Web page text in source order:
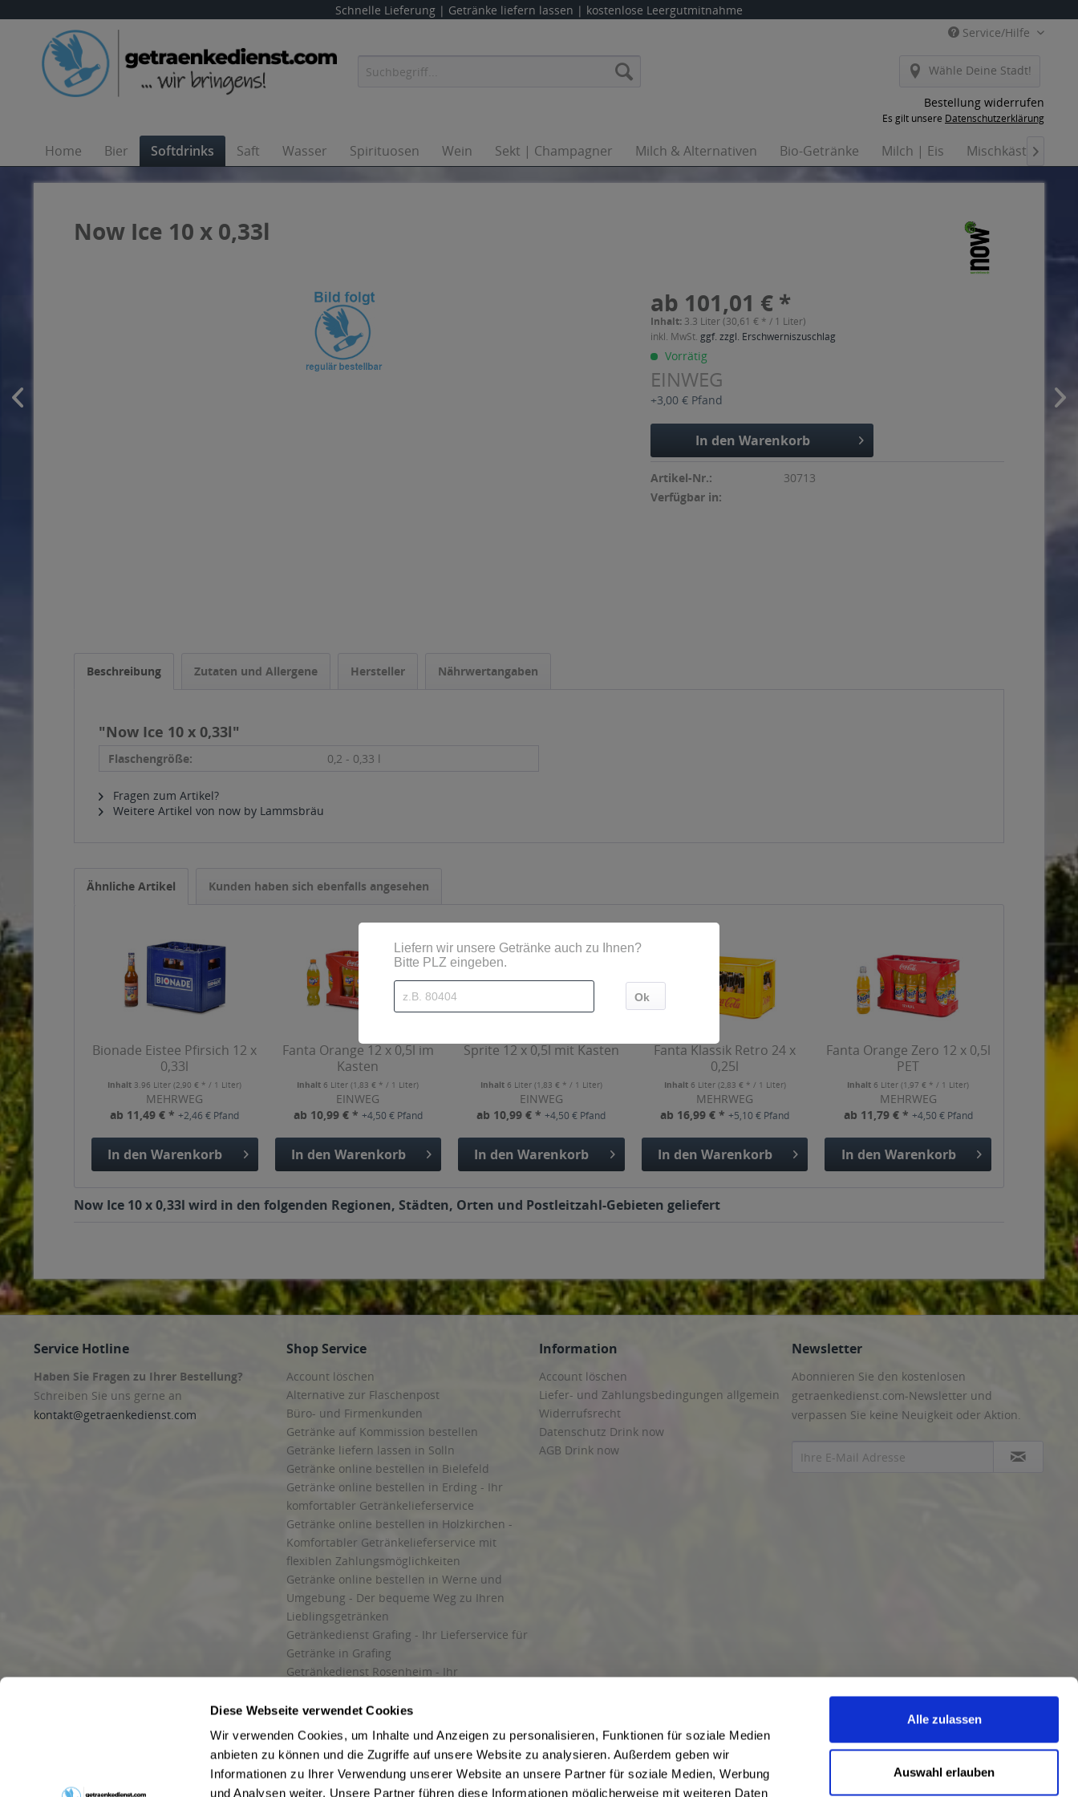
Diese Webseite verwendet Cookies
Wir verwenden Cookies, um Inhalte und Anzeigen zu personalisieren, Funktionen für soziale Medien
anbieten zu können und die Zugriffe auf unsere Website zu analysieren. Außerdem geben wir
Informationen zu Ihrer Verwendung unserer Website an unsere Partner für soziale Medien, Werbung
und Analysen weiter. Unsere Partner führen diese Informationen möglicherweise mit weiteren Daten
Alle zulassen
Auswahl erlauben
Schnelle Lieferung | Getränke liefern lassen | kostenlose Leergutmitnahme
Service/Hilfe
Wähle Deine Stadt!
Bestellung widerrufen
Es gilt unsere Datenschutzerklärung
Home Bier Softdrinks Saft Wasser Spirituosen Wein Sekt | Champagner Milch & Alternativen Bio-Getränke Milch | Eis Mischkästen

Now Ice 10 x 0,33l
ab 101,01 € *
Inhalt: 3.3 Liter (30,61 € * / 1 Liter)
inkl. MwSt. ggf. zzgl. Erschwerniszuschlag
Vorrätig
EINWEG
+3,00 € Pfand
In den Warenkorb
Artikel-Nr.:
30713
Verfügbar in:
Beschreibung Zutaten und Allergene Hersteller Nährwertangaben
"Now Ice 10 x 0,33l"
Flaschengröße: 0,2 - 0,33 l
Fragen zum Artikel?
Weitere Artikel von now by Lammsbräu
Ähnliche Artikel Kunden haben sich ebenfalls angesehen
Bionade Eistee Pfirsich 12 x
0,33l
Inhalt 3.96 Liter(2,90 € * / 1 Liter)
MEHRWEG
ab 11,49 € *+2,46 € Pfand
In den Warenkorb
Fanta Orange 12 x 0,5l im
Kasten
Inhalt 6 Liter(1,83 € * / 1 Liter)
EINWEG
ab 10,99 € * +4,50 € Pfand
In den Warenkorb
Sprite 12 x 0,5l mit Kasten
Inhalt 6 Liter (1,83 € * / 1 Liter)
EINWEG
ab 10,99 € *+4,50 € Pfand
In den Warenkorb
Fanta Klassik Retro 24 x
0,25l
Inhalt 6 Liter (2,83 € * / 1 Liter)
MEHRWEG
ab 16,99 € *+5,10 € Pfand
In den Warenkorb
Fanta Orange Zero 12 x 0,5l
PET
Inhalt 6 Liter(1,97 € * / 1 Liter)
MEHRWEG
ab 11,79 € * +4,50 € Pfand
In den Warenkorb
Now Ice 10 x 0,33l wird in den folgenden Regionen, Städten, Orten und Postleitzahl-Gebieten geliefert
Service Hotline
Haben Sie Fragen zu Ihrer Bestellung?
Schreiben Sie uns gerne an
kontakt@getraenkedienst.com
Shop Service
Account löschen
Alternative zur Flaschenpost
Büro- und Firmenkunden
Getränke auf Kommission bestellen
Getränke liefern lassen in Solln
Getränke online bestellen in Bielefeld
Getränke online bestellen in Erding - Ihr
komfortabler Getränkelieferservice
Getränke online bestellen in Holzkirchen -
Komfortabler Getränkelieferservice mit
flexiblen Zahlungsmöglichkeiten
Getränke online bestellen in Werne und
Umgebung - Der bequeme Weg zu Ihren
Lieblingsgetränken
Getränkedienst Grafing - Ihr Lieferservice für
Getränke in Grafing
Getränkedienst Rosenheim - Ihr
und Umgebung
Liefergebiet
Lieferservice für Getränke
Wir liefern Getränke
Information
Account löschen
Liefer- und Zahlungsbedingungen allgemein
Widerrufsrecht
Datenschutz Drink now
AGB Drink now
Newsletter
Abonnieren Sie den kostenlosen
getraenkedienst.com-Newsletter und
verpassen Sie keine Neuigkeit oder Aktion.